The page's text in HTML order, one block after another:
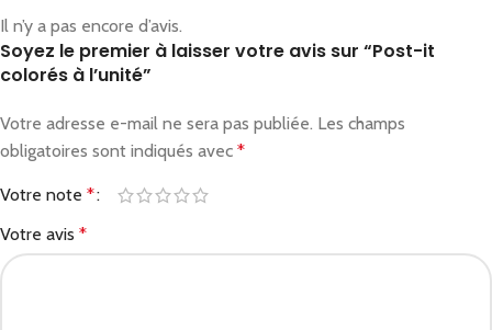
Il n’y a pas encore d’avis.
Soyez le premier à laisser votre avis sur “Post-it
colorés à l’unité”
Votre adresse e-mail ne sera pas publiée. Les champs
obligatoires sont indiqués avec *
Votre note *
Votre avis *